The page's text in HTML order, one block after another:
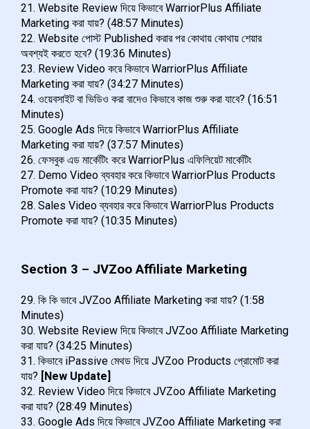
21. Website Review দিয়ে কিভাবে WarriorPlus Affiliate
Marketing করা যায়? (48:57 Minutes)
22. Website পোস্ট Published করার পর কোথায় কোথায় শেয়ার
অবশ্যই করতে হবে? (19:36 Minutes)
23. Review Video করে কিভাবে WarriorPlus Affiliate
Marketing করা যায়? (34:27 Minutes)
24. ওয়েবসাইট বা ভিডিও করা বাদেও কিভাবে কাজ শুরু করা যাবে? (16:51
Minutes)
25. Google Ads দিয়ে কিভাবে WarriorPlus Affiliate
Marketing করা যায়? (37:57 Minutes)
26. ফেসবুক এড মার্কেটিং করে WarriorPlus এফিলিয়েট মার্কেটিং
27. Demo Video ব্যবহার করে কিভাবে WarriorPlus Products
Promote করা যায়? (10:29 Minutes)
28. Sales Video ব্যবহার করে কিভাবে WarriorPlus Products
Promote করা যায়? (10:35 Minutes)
Section 3 – JVZoo Affiliate Marketing
29. কি কি ভাবে JVZoo Affiliate Marketing করা যায়? (1:58
Minutes)
30. Website Review দিয়ে কিভাবে JVZoo Affiliate Marketing
করা যায়? (34:25 Minutes)
31. কিভাবে iPassive মেথড দিয়ে JVZoo Products প্রোমোট করা
যায়? [New Update]
32. Review Video দিয়ে কিভাবে JVZoo Affiliate Marketing
করা যায়? (28:49 Minutes)
33. Google Ads দিয়ে কিভাবে JVZoo Affiliate Marketing করা